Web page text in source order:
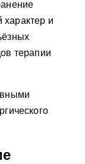
и
терапии